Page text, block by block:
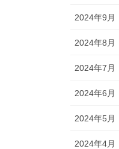
2024年9月
2024年8月
2024年7月
2024年6月
2024年5月
2024年4月